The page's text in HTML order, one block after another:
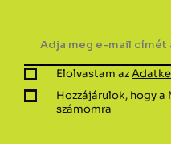
Elolvastam az
Hozzájárulok, hogy
számomra